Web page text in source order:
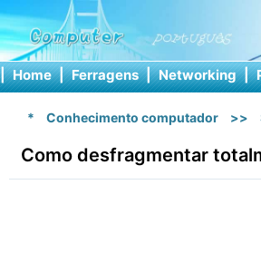
| Home | Ferragens | Networking |
* Conhecimento computador >>
Como desfragmentar